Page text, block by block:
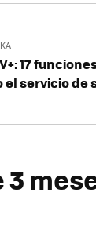
17
el servicio de